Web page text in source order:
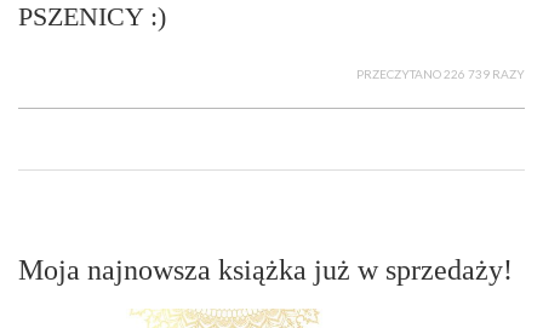
PSZENICY :)
PRZECZYTANO 226 739 RAZY
Moja najnowsza książka już w sprzedaży!